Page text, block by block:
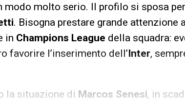
modo molto serio. Il profilo si sposa
. Bisogna prestare grande attenzione
in Champions League della squadra:
favorire l’inserimento dell’Inter,
la situazione di Marcos Senesi, in